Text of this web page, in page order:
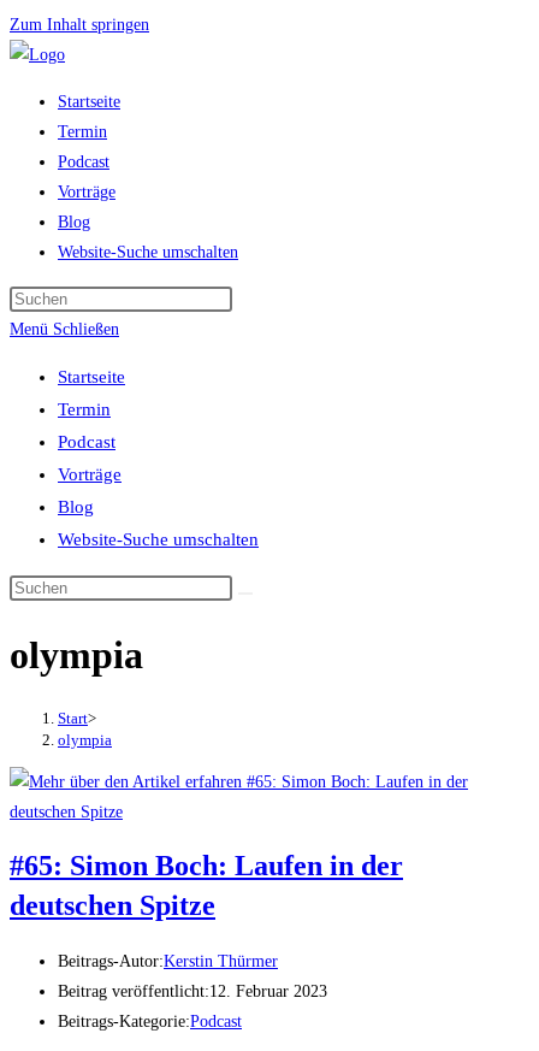
Zum Inhalt springen
Startseite
Termin
Podcast
Vorträge
Blog
Website-Suche umschalten
Menü Schließen
Startseite
Termin
Podcast
Vorträge
Blog
Website-Suche umschalten
olympia
Start>
olympia
#65: Simon Boch: Laufen in der
deutschen Spitze
Beitrags-Autor:Kerstin Thürmer
Beitrag veröffentlicht:12. Februar 2023
Beitrags-Kategorie:Podcast